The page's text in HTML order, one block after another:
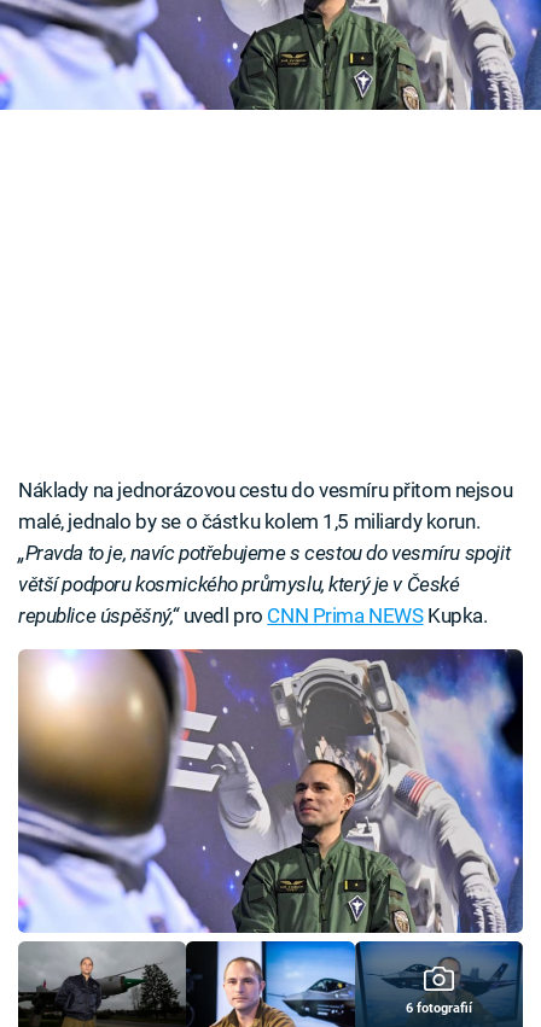
Časopis
Sledujte prima+
ministr dopravy Martin Kupka s tím, že se
vynaložené investice bohatě vyplatí.
Náklady na jednorázovou cestu do vesmíru přitom nejsou
malé, jednalo by se o částku kolem 1,5 miliardy korun.
„Pravda to je, navíc potřebujeme s cestou do vesmíru spojit
větší podporu kosmického průmyslu, který je v České
republice úspěšný,“uvedl pro CNN Prima NEWSKupka.
6 fotografií